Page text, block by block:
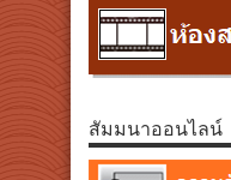
สัมมนาออนไลน์